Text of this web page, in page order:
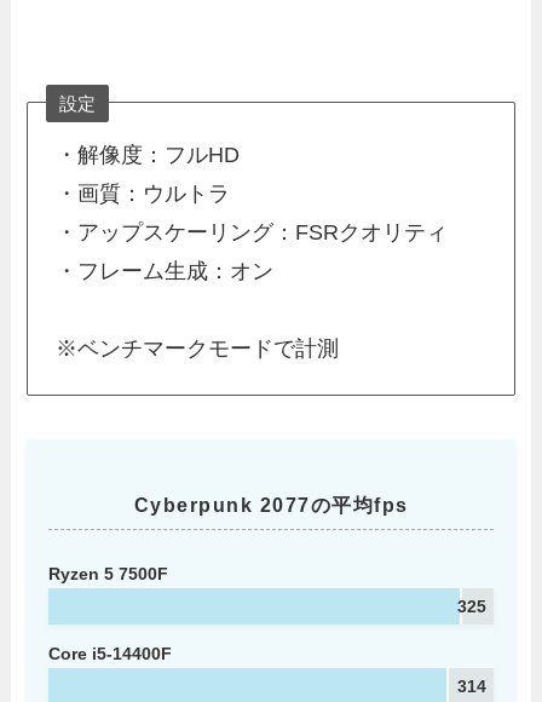
設定
・解像度：フルHD
・画質：ウルトラ
・アップスケーリング：FSRクオリティ
・フレーム生成：オン
※ベンチマークモードで計測
Cyberpunk 2077の平均fps
Ryzen 5 7500F
325
Core i5-14400F
314